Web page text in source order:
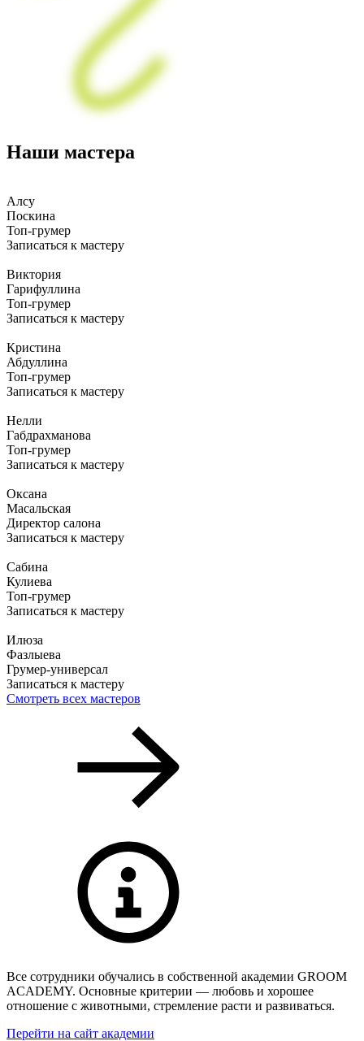
Наши мастера
Алсу
Поскина
Топ-грумер
Записаться к мастеру
Виктория
Гарифуллина
Топ-грумер
Записаться к мастеру
Кристина
Абдуллина
Топ-грумер
Записаться к мастеру
Нелли
Габдрахманова
Топ-грумер
Записаться к мастеру
Оксана
Масальская
Директор салона
Записаться к мастеру
Сабина
Кулиева
Топ-грумер
Записаться к мастеру
Илюза
Фазлыева
Грумер-универсал
Записаться к мастеру
Смотреть всех мастеров
Все сотрудники обучались в собственной академии GROOM
ACADEMY. Основные критерии — любовь и хорошее
отношение с животными, стремление расти и развиваться.
Перейти на сайт академии